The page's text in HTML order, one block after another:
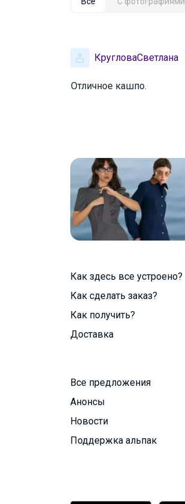
КругловаСветлана
Отличное кашпо.
Как здесь все устроено?
Как сделать заказ?
Как получить?
Доставка
Все предложения
Анонсы
Новости
Поддержка альпак